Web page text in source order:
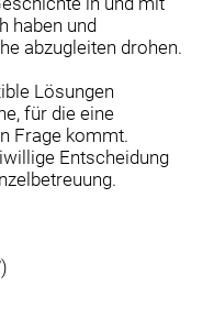
haben und
abzugleiten drohen.
Lösungen
für die eine
Frage kommt.
Entscheidung